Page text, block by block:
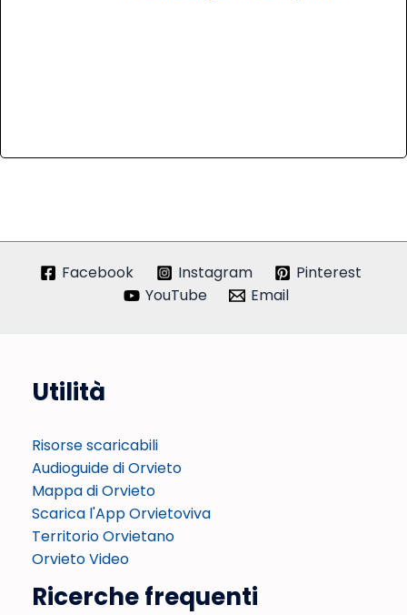
Facebook Instagram
Pinterest
YouTube
Email
Utilità
Risorse scaricabili
Audioguide di Orvieto
Mappa di Orvieto
Scarica l'App Orvietoviva
Territorio Orvietano
Orvieto Video
Ricerche frequenti